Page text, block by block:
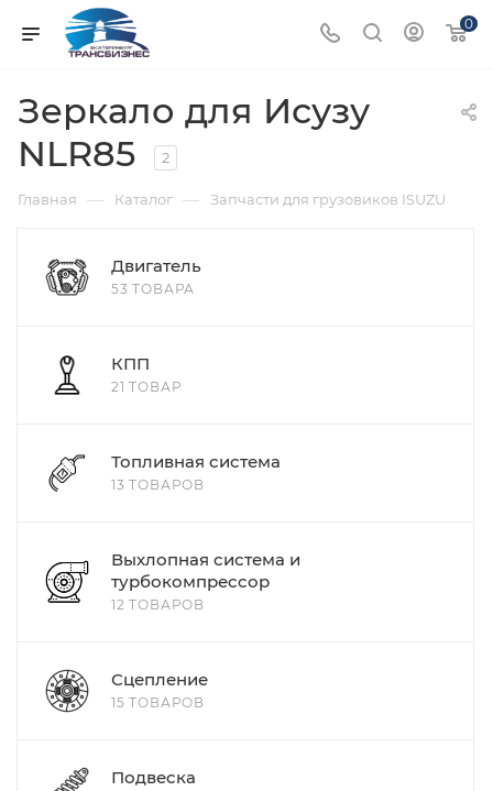
0
Зеркало для Исузу
NLR85
2
Главная — Каталог — Запчасти для грузовиков ISUZU
Двигатель
53 ТОВАРА
КПП
21 ТОВАР
Топливная система
13 ТОВАРОВ
Выхлопная система и
турбокомпрессор
12 ТОВАРОВ
Сцепление
15 ТОВАРОВ
Подвеска